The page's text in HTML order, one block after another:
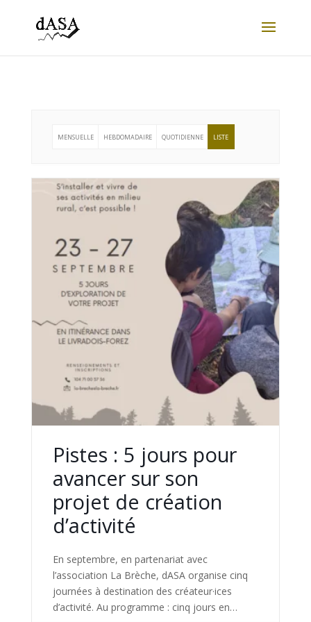
MENSUELLE HEBDOMADAIRE QUOTIDIENNE LISTE
Pistes : 5 jours pour
avancer sur son
projet de création
d’activité
En septembre, en partenariat avec
l’association La Brèche, dASA organise cinq
journées à destination des créateur·ices
d’activité. Au programme : cinq jours en